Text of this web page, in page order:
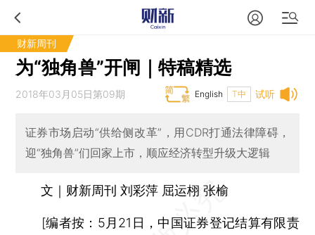
财新周刊
为“独角兽”开闸｜特稿精选
试听
2018年03月05日第09期 T中
English
证券市场启动“供给侧改革”，用CDR打通法律障碍，
迎“独角兽”们回家上市，顺应经济转型升级大逻辑
文｜财新周刊 刘彩萍 屈运栩 张榆
[编者按：5月21日，中国证券登记结算有限责